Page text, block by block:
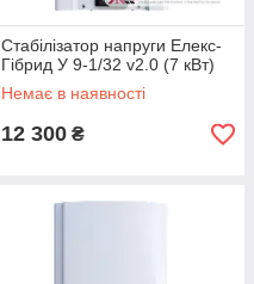
Стабілізатор напруги Елекс-
Гібрид У 9-1/32 v2.0 (7 кВт)
Немає в наявності
12 300 ₴